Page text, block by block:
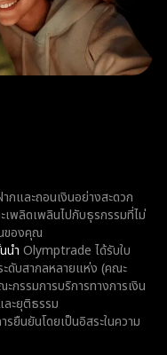
กและถอนเงินอย่างสะดวก
เพลิดเพลินไปกับธุรกรรมที่ไม่
ของคุณ
นำ Olymptrade ได้รับใบ
ดับสากลหลายแห่ง (คณะ
กรรมการบริการทางการเงิน
ละยุติธรรม
ยืนยันโดยเป็นอิสระในความ